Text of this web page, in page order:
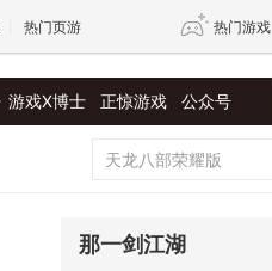
热门页游 热门游戏
游戏X博士 正惊游戏 公众号
那一剑江湖